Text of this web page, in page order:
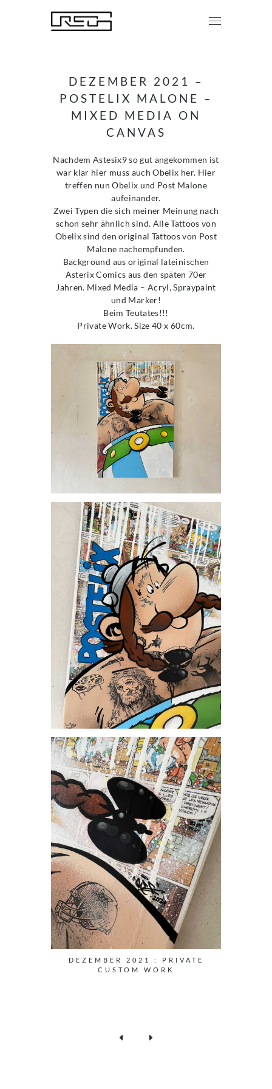
DEZEMBER 2021 –
POSTELIX MALONE –
MIXED MEDIA ON
CANVAS
Nachdem Astesix9 so gut angekommen ist
war klar hier muss auch Obelix her. Hier
treffen nun Obelix und Post Malone
aufeinander.
Zwei Typen die sich meiner Meinung nach
schon sehr ähnlich sind. Alle Tattoos von
Obelix sind den original Tattoos von Post
Malone nachempfunden.
Background aus original lateinischen
Asterix Comics aus den späten 70er
Jahren. Mixed Media – Acryl, Spraypaint
und Marker!
Beim Teutates!!!
Private Work. Size 40 x 60cm.
DEZEMBER 2021 : PRIVATE
CUSTOM WORK